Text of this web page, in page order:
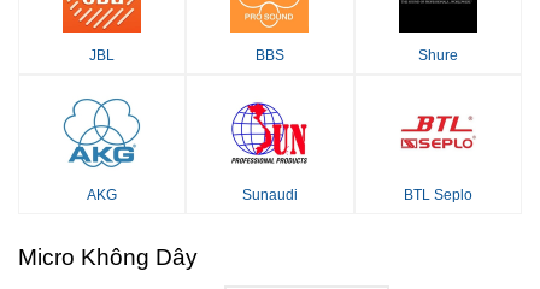
JBL BBS Shure
AKG Sunaudi BTL Seplo
Micro Không Dây